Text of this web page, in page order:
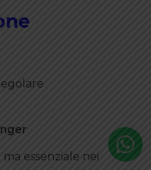
essenziale nei